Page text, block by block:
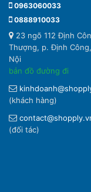
0963060033
0888910033
23 ngõ 112 Định
Thượng, p. Định
Nội
bản đồ đường đi
(khách hàng)
(đối tác)